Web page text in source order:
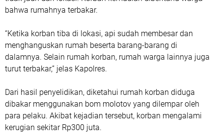
bahwa rumahnya terbakar.
“Ketika korban tiba di lokasi, api sudah membesar dan
menghanguskan rumah beserta barang-barang di
dalamnya. Selain rumah korban, rumah warga lainnya juga
turut terbakar,” jelas Kapolres.
Dari hasil penyelidikan, diketahui rumah korban diduga
dibakar menggunakan bom molotov yang dilempar oleh
para pelaku. Akibat kejadian tersebut, korban mengalami
kerugian sekitar Rp300 juta.